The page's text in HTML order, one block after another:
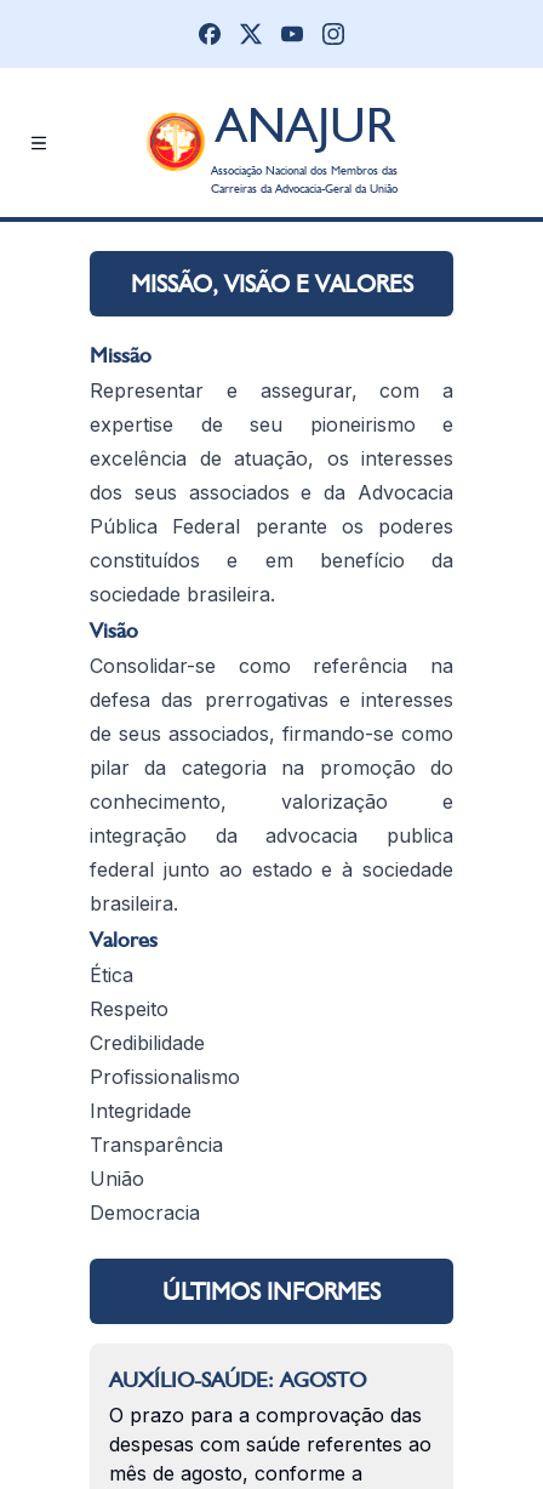
ANAJUR
Associação Nacional dos Membros das
Carreiras da Advocacia-Geral da União
MISSÃO, VISÃO E VALORES
Missão
Representar e assegurar, com a
expertise de seu pioneirismo e
excelência de atuação, os interesses
dos seus associados e da Advocacia
Pública Federal perante os poderes
constituídos e em benefício da
sociedade brasileira.
Visão
Consolidar-se como referência na
defesa das prerrogativas e interesses
de seus associados, firmando-se como
pilar da categoria na promoção do
conhecimento, valorização e
integração da advocacia publica
federal junto ao estado e à sociedade
brasileira.
Valores
Ética
Respeito
Credibilidade
Profissionalismo
Integridade
Transparência
União
Democracia
ÚLTIMOS INFORMES
AUXÍLIO-SAÚDE: AGOSTO
O prazo para a comprovação das
despesas com saúde referentes ao
mês de agosto, conforme a